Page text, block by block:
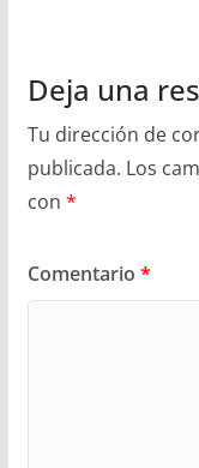
Deja una
Tu dirección de
publicada. Los
con *
Comentario *